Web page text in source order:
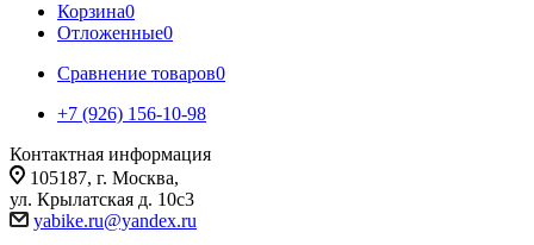
Корзина0
Отложенные0
Сравнение товаров0
+7 (926) 156-10-98
Контактная информация
105187, г. Москва,
ул. Крылатская д. 10с3
yabike.ru@yandex.ru